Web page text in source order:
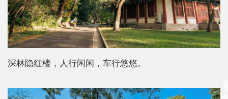
深林隐红楼，人行闲闲，车行悠悠。